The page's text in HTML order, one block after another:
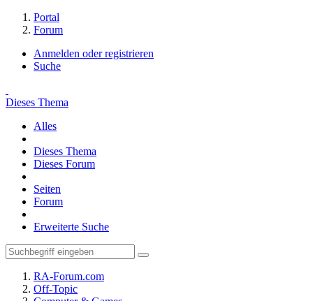
Portal
Forum
Anmelden oder registrieren
Suche
Dieses Thema
Alles
Dieses Thema
Dieses Forum
Seiten
Forum
Erweiterte Suche
RA-Forum.com
Off-Topic